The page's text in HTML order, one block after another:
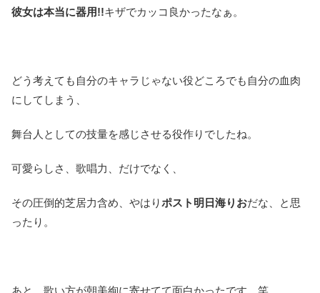
彼女は本当に器用!!キザでカッコ良かったなぁ。
どう考えても自分のキャラじゃない役どころでも自分の血肉
にしてしまう、
舞台人としての技量を感じさせる役作りでしたね。
可愛らしさ、歌唱力、だけでなく、
その圧倒的芝居力含め、やはりポスト明日海りおだな、と思
ったり。